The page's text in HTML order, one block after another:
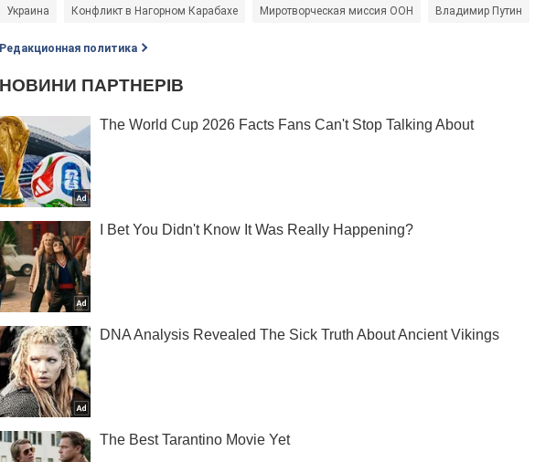
Украина Конфликт в Нагорном Карабахе Миротворческая миссия ООН Владимир Путин
Редакционная политика